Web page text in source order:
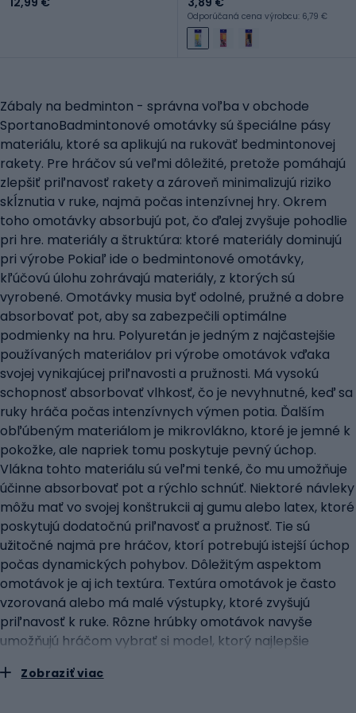
Odporúčaná cena výrobcu: 6,79 €
Zábaly na bedminton - správna voľba v obchode
SportanoBadmintonové omotávky sú špeciálne pásy
materiálu, ktoré sa aplikujú na rukoväť bedmintonovej
rakety. Pre hráčov sú veľmi dôležité, pretože pomáhajú
zlepšiť priľnavosť rakety a zároveň minimalizujú riziko
skĺznutia v ruke, najmä počas intenzívnej hry. Okrem
toho omotávky absorbujú pot, čo ďalej zvyšuje pohodlie
pri hre. materiály a štruktúra: ktoré materiály dominujú
pri výrobe Pokiaľ ide o bedmintonové omotávky,
kľúčovú úlohu zohrávajú materiály, z ktorých sú
vyrobené. Omotávky musia byť odolné, pružné a dobre
absorbovať pot, aby sa zabezpečili optimálne
podmienky na hru. Polyuretán je jedným z najčastejšie
používaných materiálov pri výrobe omotávok vďaka
svojej vynikajúcej priľnavosti a pružnosti. Má vysokú
schopnosť absorbovať vlhkosť, čo je nevyhnutné, keď sa
ruky hráča počas intenzívnych výmen potia. Ďalším
obľúbeným materiálom je mikrovlákno, ktoré je jemné k
pokožke, ale napriek tomu poskytuje pevný úchop.
Vlákna tohto materiálu sú veľmi tenké, čo mu umožňuje
účinne absorbovať pot a rýchlo schnúť. Niektoré návleky
môžu mať vo svojej konštrukcii aj gumu alebo latex, ktoré
poskytujú dodatočnú priľnavosť a pružnosť. Tie sú
užitočné najmä pre hráčov, ktorí potrebujú istejší úchop
počas dynamických pohybov. Dôležitým aspektom
omotávok je aj ich textúra. Textúra omotávok je často
vzorovaná alebo má malé výstupky, ktoré zvyšujú
priľnavosť k ruke. Rôzne hrúbky omotávok navyše
umožňujú hráčom vybrať si model, ktorý najlepšie
uprednostňujú priamy kontakt s rukoväťou, a hrubšie pre
Zobraziť viac